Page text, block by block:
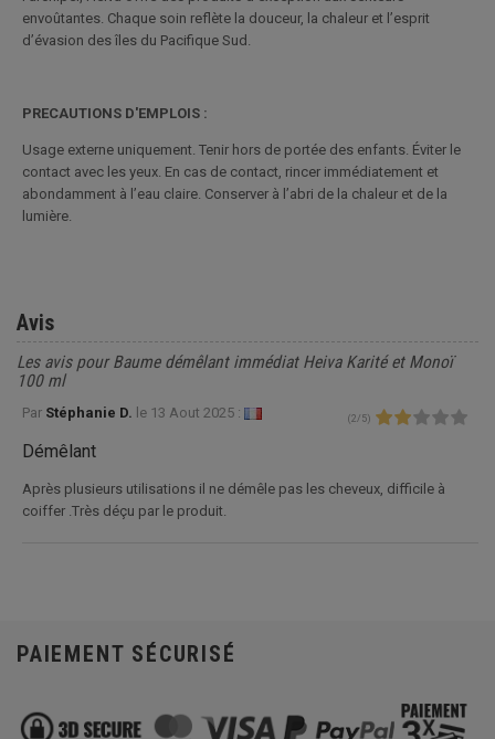
envoûtantes. Chaque soin reflète la douceur, la chaleur et l’esprit
d’évasion des îles du Pacifique Sud.
PRECAUTIONS D'EMPLOIS :
Usage externe uniquement. Tenir hors de portée des enfants. Éviter le
contact avec les yeux. En cas de contact, rincer immédiatement et
abondamment à l’eau claire. Conserver à l’abri de la chaleur et de la
lumière.
Avis
Les avis pour Baume démêlant immédiat Heiva Karité et Monoï
100 ml
Par Stéphanie D. le 13 Aout 2025 : (2 / 5)
Démêlant
Après plusieurs utilisations il ne démêle pas les cheveux, difficile à
coiffer .Très déçu par le produit.
PAIEMENT SÉCURISÉ